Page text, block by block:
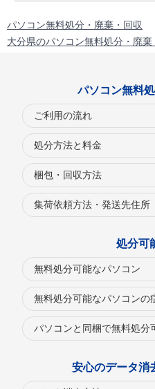
パソコン無料処分・廃棄・回収
大分県のパソコン無料処分・廃棄
パソコン無料
ご利用の流れ
処分方法と料金
梱包・回収方法
集荷依頼方法・発送先住所
処分可
無料処分可能なパソコン
無料処分可能なパソコンの
パソコンと同梱で無料処分
安心のデータ消